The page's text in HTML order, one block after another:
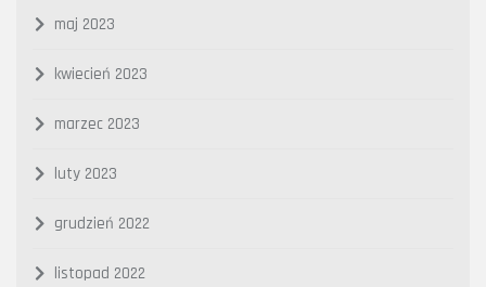
maj 2023
kwiecień 2023
marzec 2023
luty 2023
grudzień 2022
listopad 2022